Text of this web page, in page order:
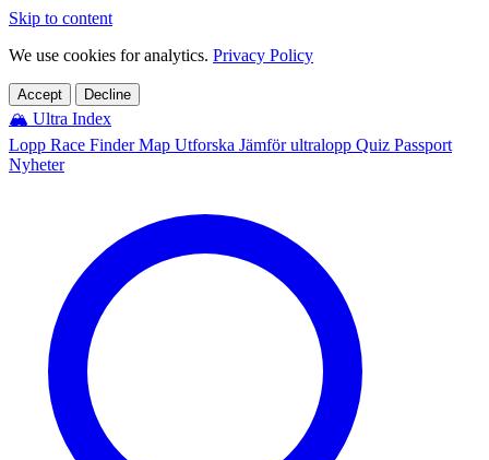
Skip to content
We use cookies for analytics. Privacy Policy
Accept Decline
🏔️ Ultra Index
Lopp Race FinderMap Utforska Jämför ultralopp Quiz Passport
Nyheter